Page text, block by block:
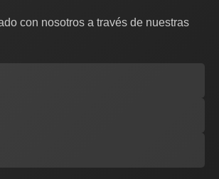
con nosotros a través de nuestras